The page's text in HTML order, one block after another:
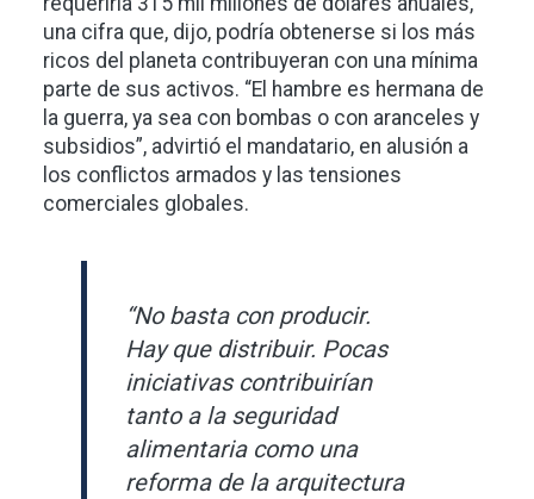
una cifra que, dijo, podría obtenerse si los más
ricos del planeta contribuyeran con una mínima
parte de sus activos. “El hambre es hermana de
la guerra, ya sea con bombas o con aranceles y
subsidios”, advirtió el mandatario, en alusión a
los conflictos armados y las tensiones
comerciales globales.
“No basta con producir.
Hay que distribuir. Pocas
iniciativas contribuirían
tanto a la seguridad
alimentaria como una
reforma de la arquitectura